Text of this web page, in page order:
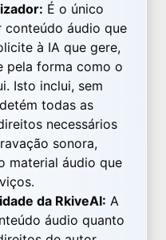
É o único
conteúdo áudio que
à IA que gere,
pela forma como o
Isto inclui, sem
todas as
necessários
sonora,
material áudio que
da RkiveAI: A
áudio quanto